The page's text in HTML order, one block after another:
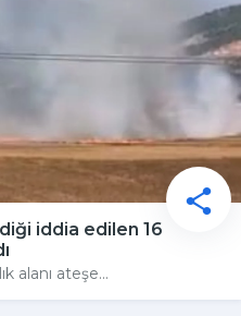
iddia edilen 16
alanı ateşe...